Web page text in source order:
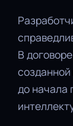
В
до начала